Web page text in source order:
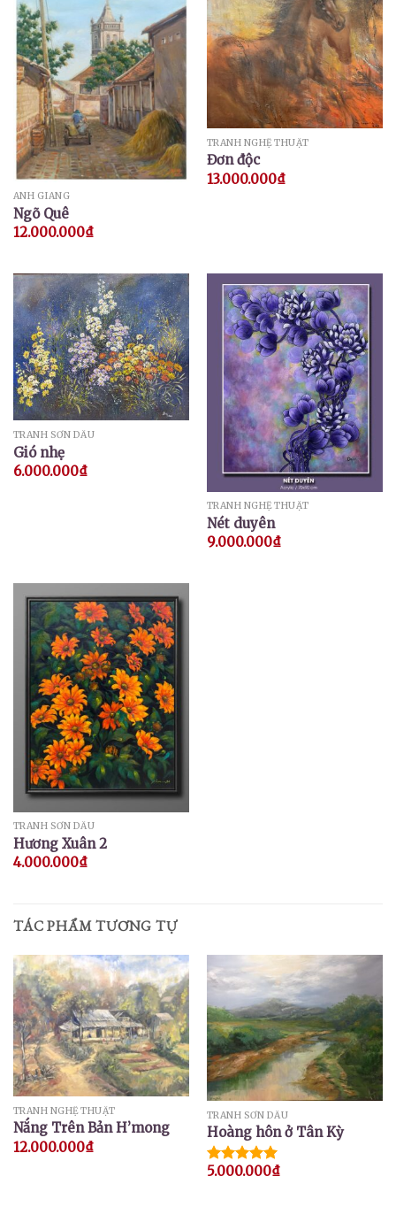
ANH GIANG
Ngõ Quê
12.000.000₫
TRANH NGHỆ THUẬT
Đơn độc
13.000.000₫
TRANH SƠN DẦU
Gió nhẹ
6.000.000₫
TRANH NGHỆ THUẬT
Nét duyên
9.000.000₫
TRANH SƠN DẦU
Hương Xuân 2
4.000.000₫
TÁC PHẨM TƯƠNG TỰ
TRANH NGHỆ THUẬT
Nắng Trên Bản H’mong
12.000.000₫
TRANH SƠN DẦU
Hoàng hôn ở Tân Kỳ
Được xếp
5.000.000₫